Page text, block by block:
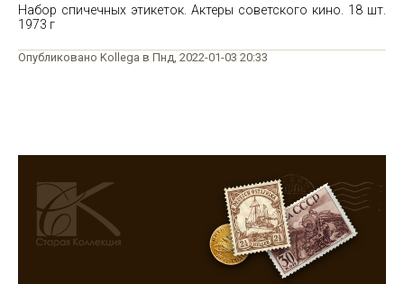
Набор спичечных этикеток. Актеры советского кино. 18 шт.
1973 г
Опубликовано Kollega в Пнд, 2022-01-03 20:33